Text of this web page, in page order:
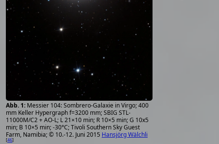
Messier 104: Sombrero-Galaxie in Virgo; 400
mm Keller Hypergraph f=3200 mm; SBIG STL-
11000M/C2 + AO-L; L 21×10 min; R 10×5 min; G 10x5
min; B 10×5 min; -30°C; Tivoli Southern Sky Guest
Farm, Namibia; © 10.-12. Juni 2015 Hansjörg Wälchli
[46]